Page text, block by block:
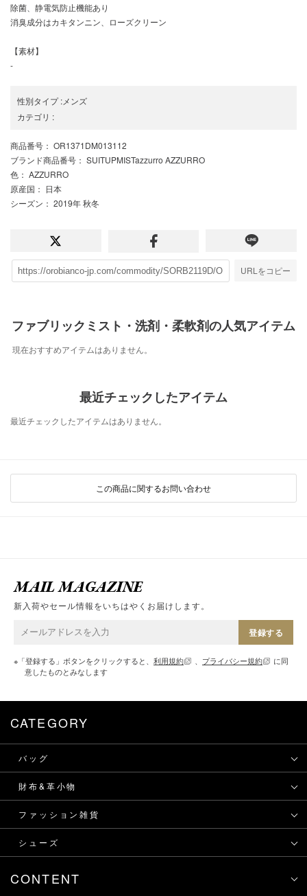
除菌、静電気防止機能あり
消臭成分はカキタンニン、ローズクリーン
【素材】
-
性別タイプ:メンズ
カテゴリ :
商品番号 ： OR1371DM013112
ブランド商品番号 ： SUITUPMISTazzurro AZZURRO
色 ： AZZURRO
原産国 ： 日本
シーズン ： 2019年 秋冬
URLをコピー
ファブリックミスト・洗剤・柔軟剤の人気アイテム
現在おすすめアイテムはありません。
最近チェックしたアイテム
最近チェックしたアイテムはありません。
この商品に関するお問い合わせ
MAIL MAGAZINE
新入荷やセール情報をいちはやくお届けします。
登録する
※「登録する」ボタンをクリックすると、 利用規約 プライバシー規約
に同
意したものとみなします
CATEGORY
バッグ
財布&革小物
ファッション雑貨
シューズ
CONTENT